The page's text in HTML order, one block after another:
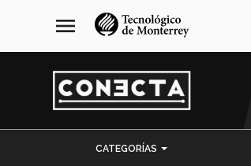
navegación
principal
menu
CATEGORÍAS